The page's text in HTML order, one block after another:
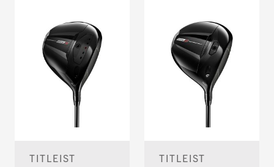
TITLEIST TITLEIST